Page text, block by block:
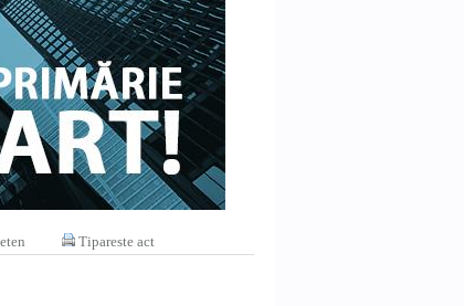
Tipareste act